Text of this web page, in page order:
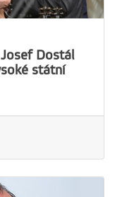
Dostál
státní